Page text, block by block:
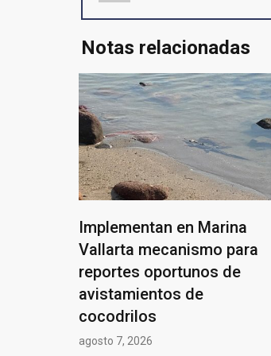
Notas relacionadas
Implementan en Marina
Vallarta mecanismo para
reportes oportunos de
avistamientos de
cocodrilos
agosto 7, 2026